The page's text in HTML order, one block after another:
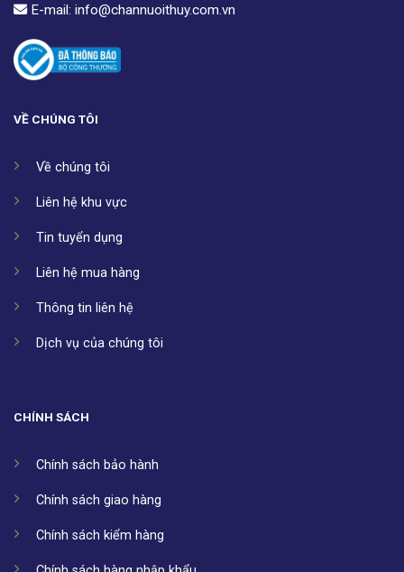
E-mail: info@channuoithuy.com.vn
VỀ CHÚNG TÔI
Về chúng tôi
Liên hệ khu vực
Tin tuyển dụng
Liên hệ mua hàng
Thông tin liên hệ
Dịch vụ của chúng tôi
CHÍNH SÁCH
Chính sách bảo hành
Chính sách giao hàng
Chính sách kiểm hàng